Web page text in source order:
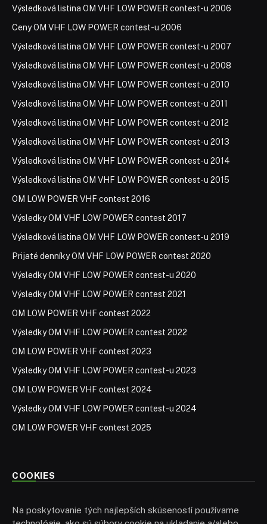
Výsledková listina OM VHF LOW POWER contest-u 2006
Ceny OM VHF LOW POWER contest-u 2006
Výsledková listina OM VHF LOW POWER contest-u 2007
Výsledková listina OM VHF LOW POWER contest-u 2008
Výsledková listina OM VHF LOW POWER contest-u 2010
Výsledková listina OM VHF LOW POWER contest-u 2011
Výsledková listina OM VHF LOW POWER contest-u 2012
Výsledková listina OM VHF LOW POWER contest-u 2013
Výsledková listina OM VHF LOW POWER contest-u 2014
Výsledková listina OM VHF LOW POWER contest-u 2015
OM LOW POWER VHF contest 2016
Výsledky OM VHF LOW POWER contest 2017
Výsledková listina OM VHF LOW POWER contest-u 2019
Prijaté denníky OM VHF LOW POWER contest 2020
Výsledky OM VHF LOW POWER contest-u 2020
Výsledky OM VHF LOW POWER contest 2021
OM LOW POWER VHF contest 2022
Výsledky OM VHF LOW POWER contest 2022
OM LOW POWER VHF contest 2023
Výsledky OM VHF LOW POWER contest-u 2023
OM LOW POWER VHF contest 2024
Výsledky OM VHF LOW POWER contest-u 2024
OM LOW POWER VHF contest 2025
COOKIES
Na poskytovanie tých najlepších skúseností používame